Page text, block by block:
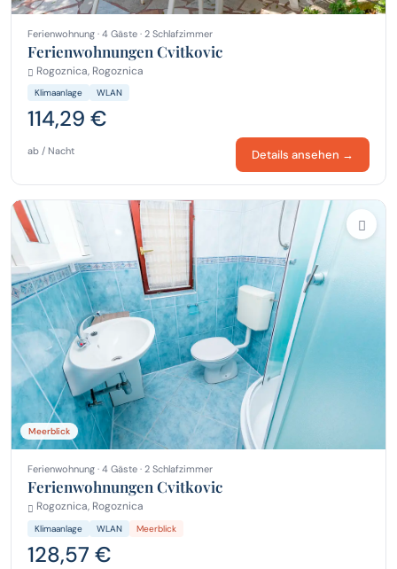
Ferienwohnung · 4 Gäste · 2 Schlafzimmer
Ferienwohnungen Cvitkovic
Rogoznica, Rogoznica
Klimaanlage WLAN
114,29 €
ab / Nacht Details ansehen →
Meerblick
Ferienwohnung · 4 Gäste · 2 Schlafzimmer
Ferienwohnungen Cvitkovic
Rogoznica, Rogoznica
Klimaanlage WLAN Meerblick
128,57 €